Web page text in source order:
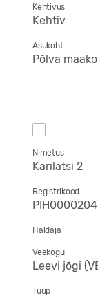
Kehtivus
Kehtiv
Asukoht
Põlva
Nimetus
Karilatsi 2
Registrikood
PIH0000204
Haldaja
Veekogu
Leevi jõgi
Tüüp